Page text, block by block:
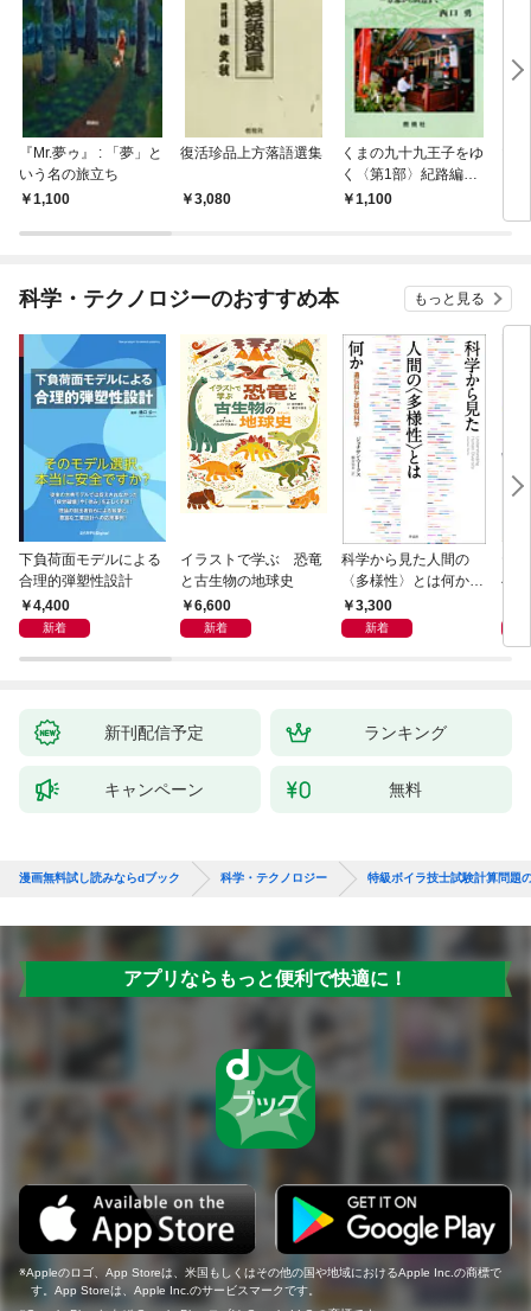
『Mr.夢ゥ』 : 「夢」と
いう名の旅立ち
1,100
復活珍品上方落語選集
3,080
くまの九十九王子をゆ
く〈第1部〉紀路編―
京都から田辺まで
1,100
科学・テクノロジーのおすすめ本 もっと見る
下負荷面モデルによる
合理的弾塑性設計
4,400
新着
イラストで学ぶ 恐竜
と古生物の地球史
6,600
新着
科学から見た人間の
〈多様性〉とは何か―
―遺伝科学と疑似科学
3,300
新着
べ
新刊配信予定 ランキング
キャンペーン 無料
漫画無料試し読みならdブック 科学・テクノロジー 特級ボイラ技士試験計算問題
アプリならもっと便利で快適に！
Appleのロゴ、App Storeは、米国もしくはその他の国や地域におけるApple Inc.の商標で
す。App Storeは、Apple Inc.のサービスマークです。